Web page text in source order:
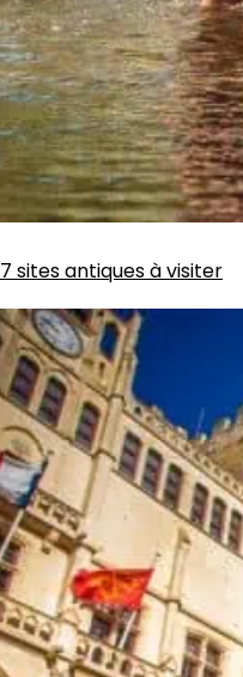
7 sites antiques à visiter